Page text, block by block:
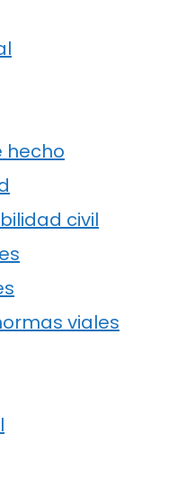
hecho
civil
viales